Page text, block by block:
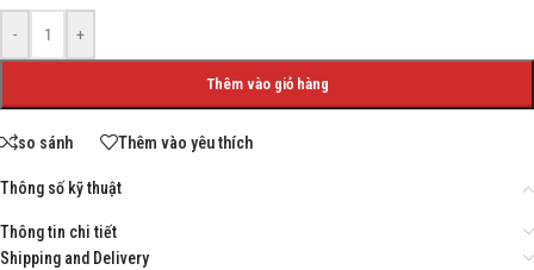
- +
Thêm vào giỏ hàng
so sánh Thêm vào yêu thích
Thông số kỹ thuật
Thông tin chi tiết
Shipping and Delivery